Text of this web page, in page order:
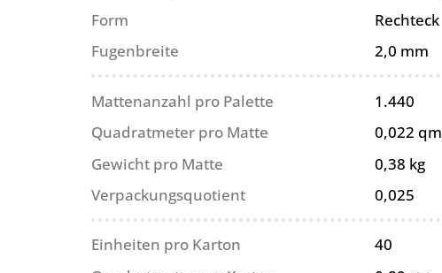
Form
Rechteck
Fugenbreite
2,0 mm
Mattenanzahl pro Palette
1.440
Quadratmeter pro Matte
0,022 qm
Gewicht pro Matte
0,38 kg
Verpackungsquotient
0,025
Einheiten pro Karton
40